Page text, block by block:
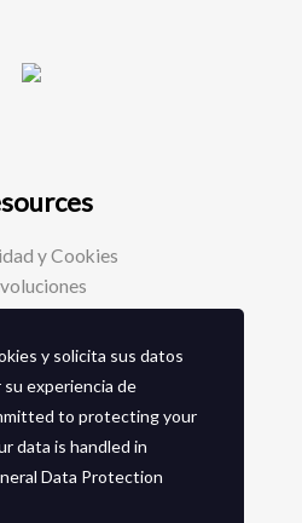
y Cookies
Media
y solicita sus datos
experiencia de
to protecting your
data is handled in
Data Protection